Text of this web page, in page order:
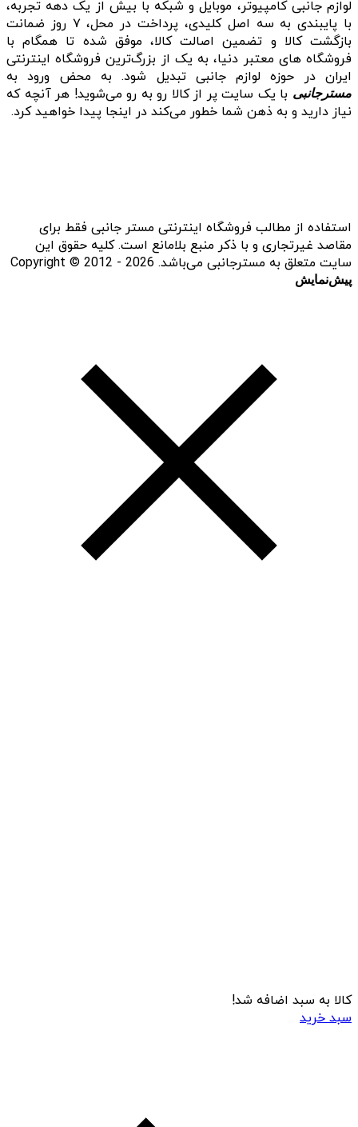
لوازم جانبی کامپیوتر، موبایل و شبکه با بیش از یک دهه تجربه،
با پایبندی به سه اصل کلیدی، پرداخت در محل، ۷ روز ضمانت
بازگشت کالا و تضمین اصالت کالا، موفق شده تا همگام با
فروشگاه‌ های معتبر دنیا، به یک از بزرگ‌ترین فروشگاه اینترنتی
ایران در حوزه لوازم جانبی تبدیل شود. به محض ورود به
مسترجانبی با یک سایت پر از کالا رو به رو می‌شوید! هر آنچه که
نیاز دارید و به ذهن شما خطور می‌کند در اینجا پیدا خواهید کرد.
استفاده از مطالب فروشگاه اینترنتی مستر جانبی فقط برای
مقاصد غیرتجاری و با ذکر منبع بلامانع است. کلیه حقوق این
سایت متعلق به مسترجانبی می‌باشد. Copyright © 2012 - 2026
پیش‌نمایش
کالا به سبد اضافه شد!
سبد خرید